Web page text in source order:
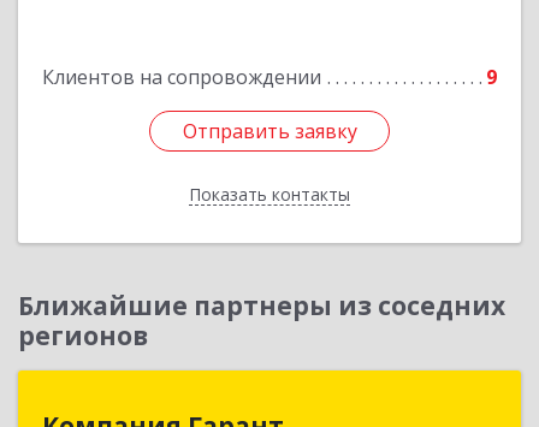
Клиентов на сопровождении 9
Отправить заявку
Показать контакты
Отправить заявку
Назад
Ближайшие партнеры из соседних
регионов